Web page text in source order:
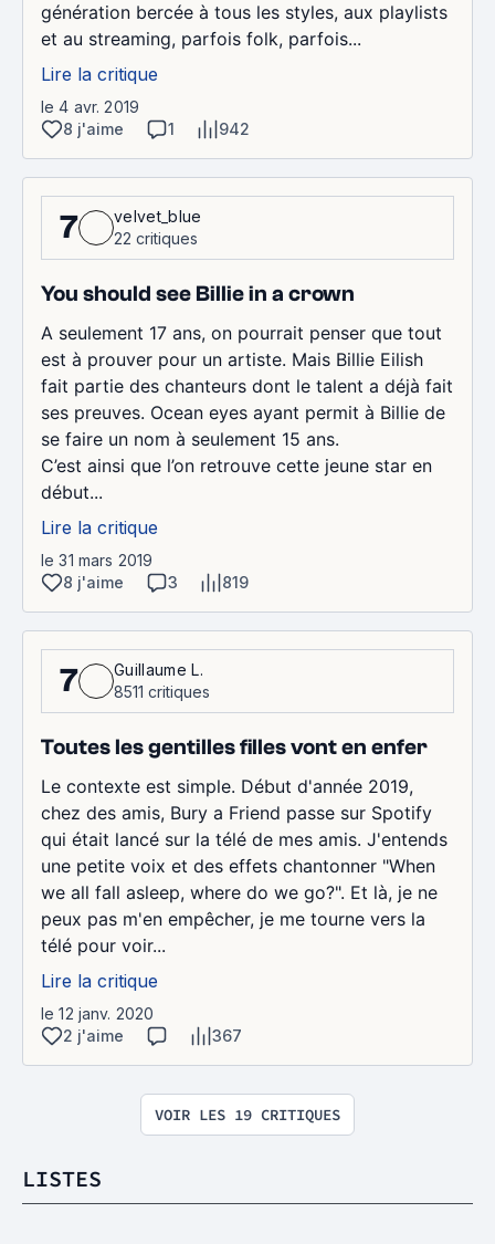
génération bercée à tous les styles, aux playlists
et au streaming, parfois folk, parfois...
Lire la critique
le 4 avr. 2019
8 j'aime
1 942
7
velvet_blue
22 critiques
You should see Billie in a crown
A seulement 17 ans, on pourrait penser que tout
est à prouver pour un artiste. Mais Billie Eilish
fait partie des chanteurs dont le talent a déjà fait
ses preuves. Ocean eyes ayant permit à Billie de
se faire un nom à seulement 15 ans.
C’est ainsi que l’on retrouve cette jeune star en
début...
Lire la critique
le 31 mars 2019
8 j'aime
3 819
7
Guillaume L.
8511 critiques
Toutes les gentilles filles vont en enfer
Le contexte est simple. Début d'année 2019,
chez des amis, Bury a Friend passe sur Spotify
qui était lancé sur la télé de mes amis. J'entends
une petite voix et des effets chantonner "When
we all fall asleep, where do we go?". Et là, je ne
peux pas m'en empêcher, je me tourne vers la
télé pour voir...
Lire la critique
le 12 janv. 2020
2 j'aime
367
VOIR LES 19 CRITIQUES
LISTES